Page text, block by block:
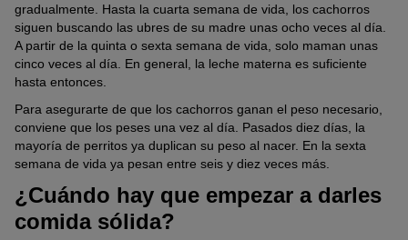
gradualmente. Hasta la cuarta semana de vida, los cachorros
siguen buscando las ubres de su madre unas ocho veces al día.
A partir de la quinta o sexta semana de vida, solo maman unas
cinco veces al día. En general, la leche materna es suficiente
hasta entonces.
Para asegurarte de que los cachorros ganan el peso necesario,
conviene que los peses una vez al día. Pasados diez días, la
mayoría de perritos ya duplican su peso al nacer. En la sexta
semana de vida ya pesan entre seis y diez veces más.
¿Cuándo hay que empezar a darles
comida sólida?